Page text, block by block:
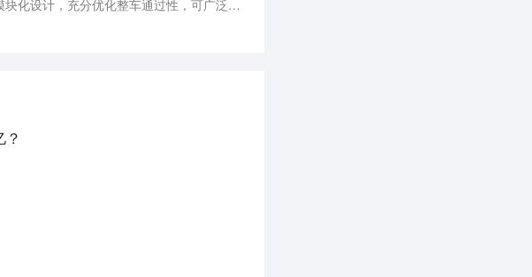
化设计，充分优化整车通过性，可广泛应
硅胶条密封机构可有效解决餐厨垃圾运输